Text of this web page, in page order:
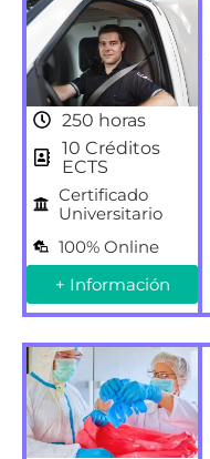
250 horas
10 Créditos
ECTS
Certificado
Universitario
100% Online
+ Información